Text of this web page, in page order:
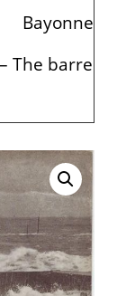
Bayonne
The barre